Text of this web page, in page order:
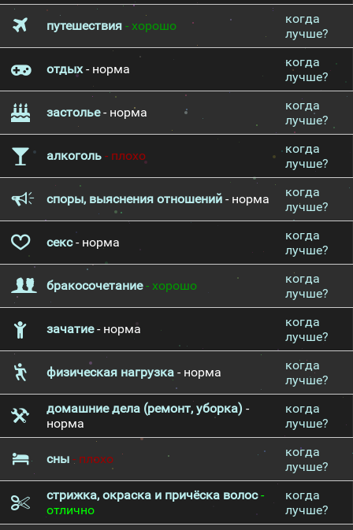
путешествия - хорошо
когда
лучше?
отдых- норма
когда
лучше?
застолье- норма
когда
лучше?
алкоголь - плохо
когда
лучше?
споры, выяснения отношений - норма
когда
лучше?
секс- норма
когда
лучше?
бракосочетание- хорошо
когда
лучше?
зачатие- норма
когда
лучше?
физическая нагрузка - норма
когда
лучше?
домашние дела (ремонт, уборка) -
норма
когда
лучше?
сны - плохо
когда
лучше?
стрижка, окраска и причёска волос-
отлично
когда
лучше?